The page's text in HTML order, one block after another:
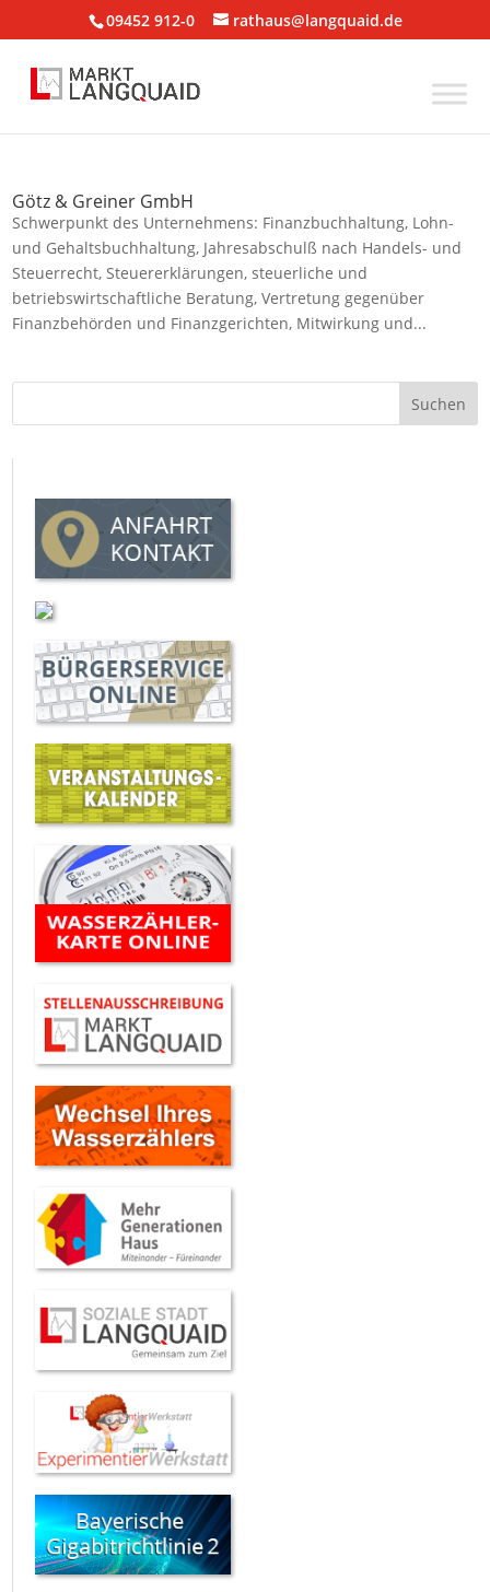
09452 912-0 rathaus@langquaid.de
Götz & Greiner GmbH
Schwerpunkt des Unternehmens: Finanzbuchhaltung, Lohn-
und Gehaltsbuchhaltung, Jahresabschulß nach Handels- und
Steuerrecht, Steuererklärungen, steuerliche und
betriebswirtschaftliche Beratung, Vertretung gegenüber
Finanzbehörden und Finanzgerichten, Mitwirkung und...